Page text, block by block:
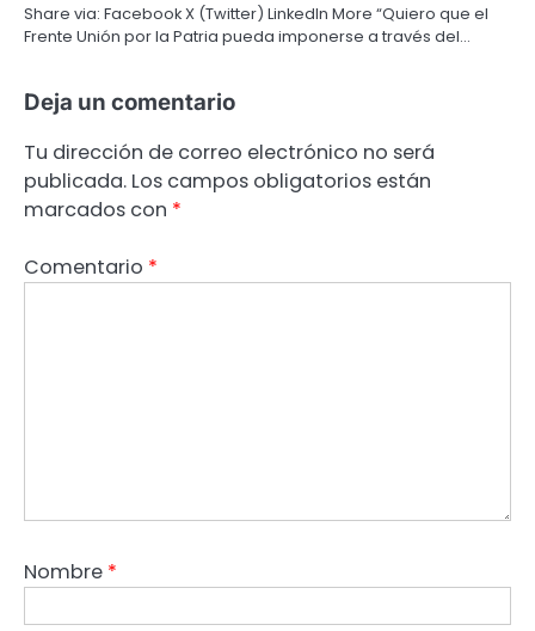
Share via: Facebook X (Twitter) LinkedIn More “Quiero que el
Frente Unión por la Patria pueda imponerse a través del…
Deja un comentario
Tu dirección de correo electrónico no será
publicada. Los campos obligatorios están
marcados con *
Comentario *
Nombre *